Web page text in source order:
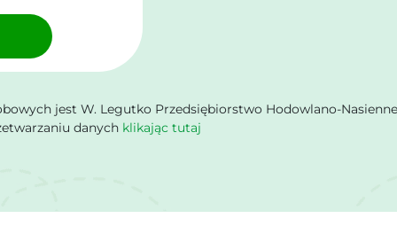
jest W. Legutko Przedsiębiorstwo Hodowlano-
danych klikając tutaj